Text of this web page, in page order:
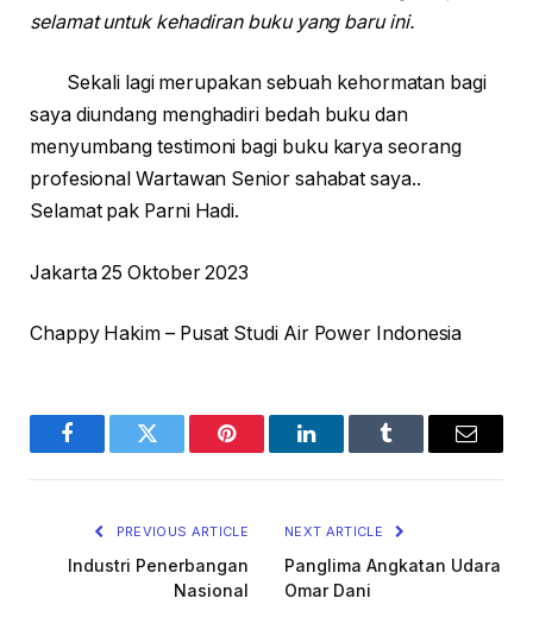
selamat untuk kehadiran buku yang baru ini.
Sekali lagi merupakan sebuah kehormatan bagi
saya diundang menghadiri bedah buku dan
menyumbang testimoni bagi buku karya seorang
profesional Wartawan Senior sahabat saya..
Selamat pak Parni Hadi.
Jakarta 25 Oktober 2023
Chappy Hakim – Pusat Studi Air Power Indonesia
FacebookTwitter Pinterest LinkedInTumblr Email
PREVIOUS ARTICLE
Industri Penerbangan
Nasional
NEXT ARTICLE
Panglima Angkatan Udara
Omar Dani